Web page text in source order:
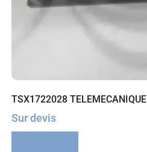
TSX1722028 TELEMECANIQUE
Sur devis